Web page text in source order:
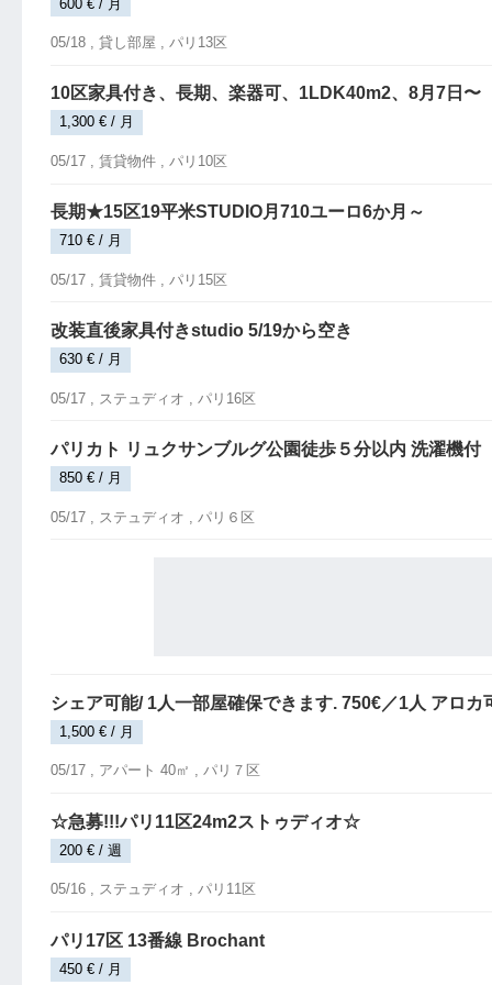
600 € / 月
05/18 , 貸し部屋 , パリ13区
10区家具付き、長期、楽器可、1LDK40m2、8月7日〜
1,300 € / 月
05/17 , 賃貸物件 , パリ10区
長期★15区19平米STUDIO月710ユーロ6か月～
710 € / 月
05/17 , 賃貸物件 , パリ15区
改装直後家具付きstudio 5/19から空き
630 € / 月
05/17 , ステュディオ , パリ16区
パリカト リュクサンブルグ公園徒歩５分以内 洗濯機
850 € / 月
05/17 , ステュディオ , パリ６区
シェア可能/ 1人一部屋確保できます. 750€／1人 アロカ
1,500 € / 月
05/17 , アパート 40㎡ , パリ７区
☆急募!!!パリ11区24m2ストゥディオ☆
200 € / 週
05/16 , ステュディオ , パリ11区
パリ17区 13番線 Brochant
450 € / 月